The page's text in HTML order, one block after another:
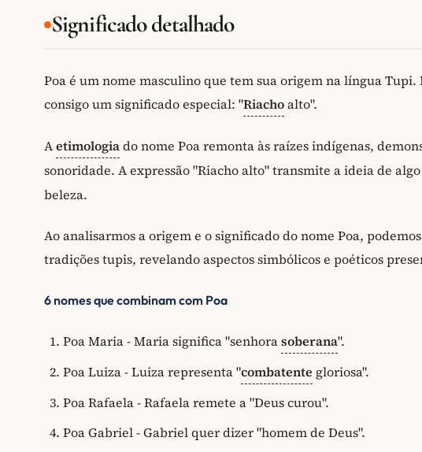
Significado detalhado
Poa é um nome masculino que tem sua origem na língua
consigo um significado especial: "Riachoalto".
Aetimologiado nome Poa remonta às raízes indígenas,
sonoridade. A expressão "Riacho alto" transmite a ideia de algo
beleza.
Ao analisarmos a origem e o significado do nome Poa,
tradições tupis, revelando aspectos simbólicos e poéticos
6 nomes que combinam com Poa
Poa Maria - Maria significa "senhorasoberana".
Poa Luiza - Luiza representa "combatente gloriosa".
Poa Rafaela - Rafaela remete a "Deus curou".
Poa Gabriel - Gabriel quer dizer "homem de Deus".